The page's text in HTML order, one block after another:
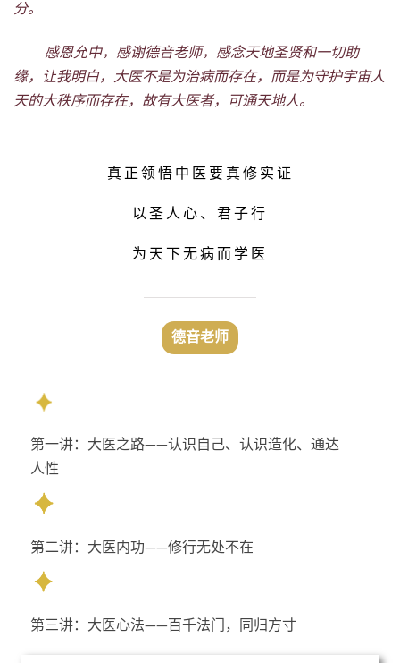
分。
感恩允中，感谢德音老师，感念天地圣贤和一切助
缘，让我明白，大医不是为治病而存在，而是为守护宇宙人
天的大秩序而存在，故有大医者，可通天地人。
真正领悟中医 要真修实证
以 圣人心、 君子行
为天下无病而学医
德音老师
第一讲：大医之路——认识自己、认识造化、通达
人性
第二讲：大医内功——修行无处不在
第三讲：大医心法——百千法门，同归方寸